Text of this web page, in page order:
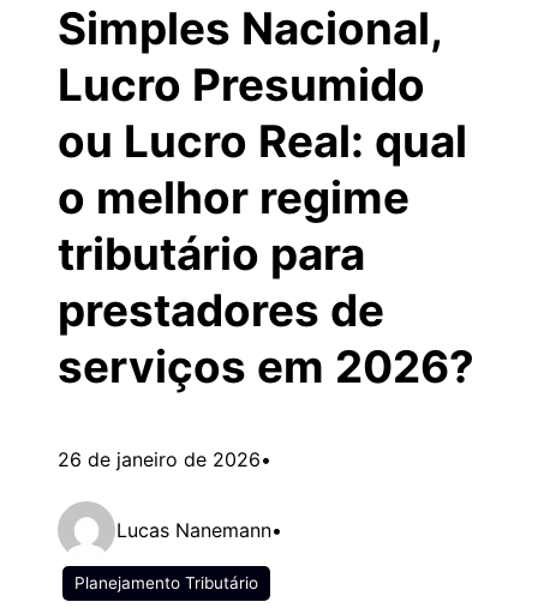
Simples Nacional,
Lucro Presumido
ou Lucro Real: qual
o melhor regime
tributário para
prestadores de
serviços em 2026?
26 de janeiro de 2026•
Lucas Nanemann•
Planejamento Tributário